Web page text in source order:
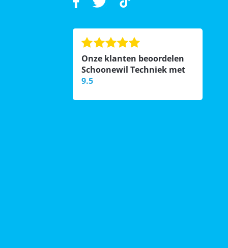
Onze klanten beoordelen
Schoonewil Techniek met
9.5